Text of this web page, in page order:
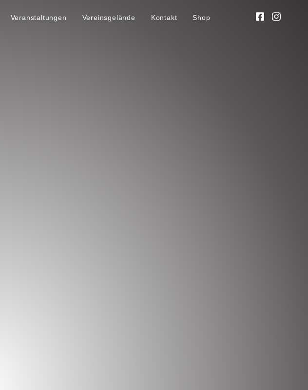
Veranstaltungen Vereinsgelände Kontakt Shop